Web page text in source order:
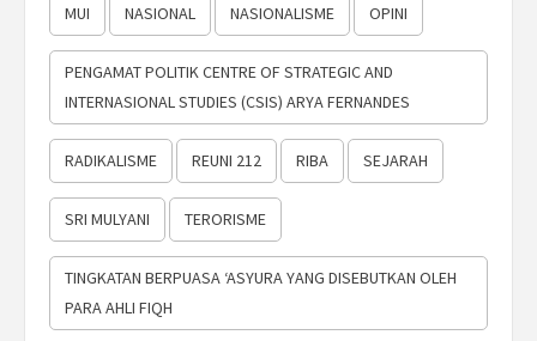
MUI NASIONAL NASIONALISME OPINI
PENGAMAT POLITIK CENTRE OF STRATEGIC AND
INTERNASIONAL STUDIES (CSIS) ARYA FERNANDES
RADIKALISME REUNI 212 RIBA SEJARAH
SRI MULYANI TERORISME
TINGKATAN BERPUASA ‘ASYURA YANG DISEBUTKAN OLEH
PARA AHLI FIQH